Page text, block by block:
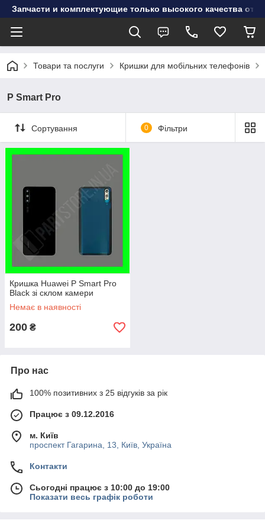
Запчасти и комплектующие только высокого качества от
Товари та послуги Кришки для мобільних телефонів
P Smart Pro
Сортування 0 Фільтри
Кришка Huawei P Smart Pro
Black зі склом камери
Немає в наявності
200 ₴
Про нас
100% позитивних з 25 відгуків за рік
Працює з 09.12.2016
м. Київ
проспект Гагарина, 13, Київ, Україна
Контакти
Сьогодні працює з 10:00 до 19:00
Показати весь графік роботи